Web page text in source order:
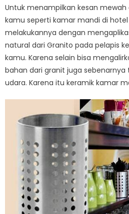
Untuk menampilkan kesan
kamu seperti kamar mandi di
melakukannya dengan
natural dari Granito pada pelapis
kamu. Karena selain bisa
bahan dari granit juga
udara. Karena itu keramik kamar